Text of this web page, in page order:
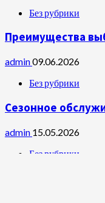
Без рубрики
Преимущества
admin09.06.2026
Без рубрики
Сезонное
admin 15.05.2026
Без рубрики